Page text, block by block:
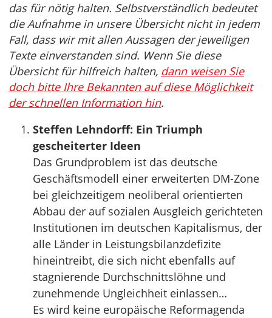
das für nötig halten. Selbstverständlich bedeutet
die Aufnahme in unsere Übersicht nicht in jedem
Fall, dass wir mit allen Aussagen der jeweiligen
Texte einverstanden sind. Wenn Sie diese
Übersicht für hilfreich halten, dann weisen Sie
doch bitte Ihre Bekannten auf diese Möglichkeit
der schnellen Information hin.
Steffen Lehndorff: Ein Triumph
gescheiterter Ideen
Das Grundproblem ist das deutsche
Geschäftsmodell einer erweiterten DM-Zone
bei gleichzeitigem neoliberal orientierten
Abbau der auf sozialen Ausgleich gerichteten
Institutionen im deutschen Kapitalismus, der
alle Länder in Leistungsbilanzdefizite
hineintreibt, die sich nicht ebenfalls auf
stagnierende Durchschnittslöhne und
zunehmende Ungleichheit einlassen…
Es wird keine europäische Reformagenda